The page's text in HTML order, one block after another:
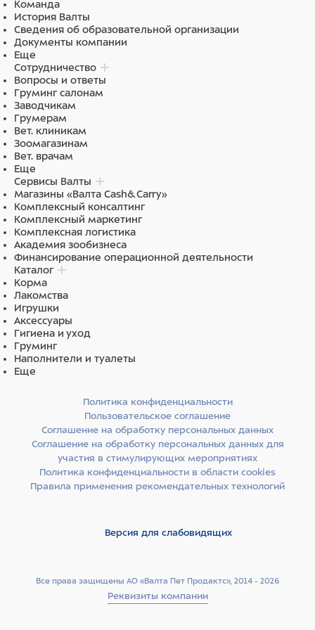
Поставляется в собранном виде, при транспортировке
занимает одно место.
Основные характеристики:
Материал каркаса: cталь с полимерно-
порошковым покрытием.
Цвет каркаса: белый.
Материал столешницы: нержавеющая сталь.
Размеры столешницы: 1300х600 мм.
Пульт электропривода: ручной.
Регулировка высоты: 240-1130 мм.
Важно: Стол поставляется на опорах, может быть
дооснащен комплектом колес (приобретается
отдельно).
Обработка и дезинфекция поверхностей:
НЕ ДОПУСКАЕТСЯ уборка покрытия из нержавеющей
стали, полипропилена, оргстекла, пластика, кожзама и
ПВХ абразивными и хлорсодержащими средствами.
Данные средства могут вызвать коррозию металла и
повреждение поверхностей.
РЕКОМЕНДУЕМ использовать: Лайна, Мелисептол, а также
Команда
История Валты
Сведения об образовательной организации
Документы компании
Еще
Сотрудничество
Вопросы и ответы
Груминг салонам
Заводчикам
Грумерам
Вет. клиникам
Зоомагазинам
Вет. врачам
Еще
Сервисы Валты
Магазины «Валта Cash&Carry»
Комплексный консалтинг
Комплексный маркетинг
Комплексная логистика
Академия зообизнеса
Финансирование операционной деятельности
Каталог
Корма
Лакомства
Игрушки
Аксессуары
Гигиена и уход
Груминг
Наполнители и туалеты
Еще
Все права защищены АО «Валта Пет Продактс», 2014 - 2026
Реквизиты компании
Политика конфиденциальности
Пользовательское соглашение
Соглашение на обработку персональных данных
Соглашение на обработку персональных данных для
участия в стимулирующих мероприятиях
Политика конфиденциальности в области cookies
Правила применения рекомендательных технологий
Версия для слабовидящих